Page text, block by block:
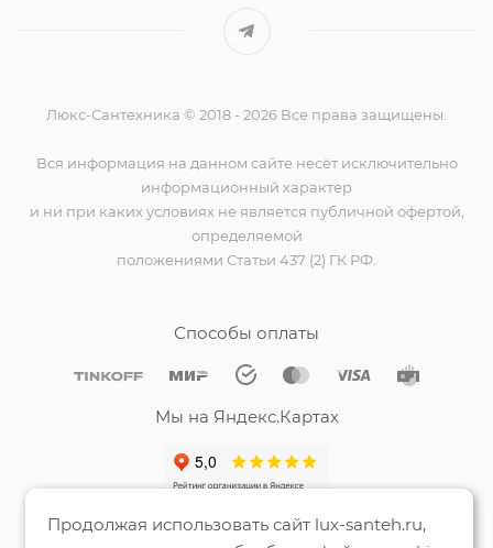
Люкс-Сантехника © 2018 - 2026 Все права защищены.
Вся информация на данном сайте несёт исключительно
информационный характер
и ни при каких условиях не является публичной офертой,
определяемой
положениями Статьи 437 (2) ГК РФ.
Способы оплаты
Мы на Яндекс.Картах
Продолжая использовать сайт lux-santeh.ru,